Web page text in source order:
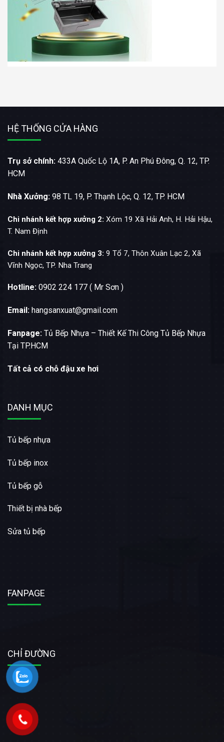
HỆ THỐNG CỬA HÀNG
Trụ sở chính: 433A Quốc Lộ 1A, P. An Phú Đông, Q. 12, TP.
HCM
Nhà Xưởng: 98 TL 19, P. Thạnh Lộc, Q. 12, TP. HCM
Chi nhánh kết hợp xưởng 2: Xóm 19 Xã Hải Anh, H. Hải Hậu,
T. Nam Định
Chi nhánh kết hợp xưởng 3: 9 Tổ 7, Thôn Xuân Lạc 2, Xã
Vĩnh Ngọc, TP. Nha Trang
Hotline: 0902 224 177 ( Mr Sơn )
Email: hangsanxuat@gmail.com
Fanpage: Tủ Bếp Nhựa – Thiết Kế Thi Công Tủ Bếp Nhựa
Tại TP.HCM
Tất cả có chỗ đậu xe hơi
DANH MỤC
Tủ bếp nhựa
Tủ bếp inox
Tủ bếp gỗ
Thiết bị nhà bếp
Sửa tủ bếp
FANPAGE
CHỈ ĐƯỜNG